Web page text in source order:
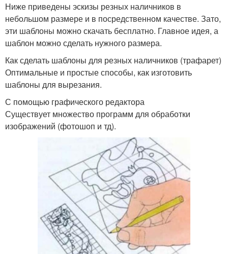
Ниже приведены эскизы резных наличников в
небольшом размере и в посредственном качестве. Зато,
эти шаблоны можно скачать бесплатно. Главное идея, а
шаблон можно сделать нужного размера.
Как сделать шаблоны для резных наличников (трафарет)
Оптимальные и простые способы, как изготовить
шаблоны для вырезания.
С помощью графического редактора
Существует множество программ для обработки
изображений (фотошоп и тд).